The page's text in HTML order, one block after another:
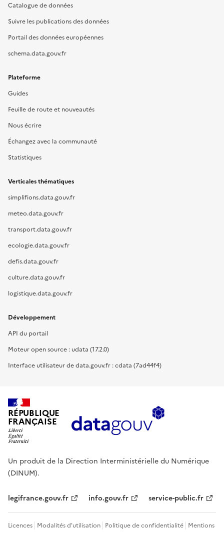
Catalogue de données
Suivre les publications des données
Portail des données européennes
schema.data.gouv.fr
Plateforme
Guides
Feuille de route et nouveautés
Nous écrire
Échangez avec la communauté
Statistiques
Verticales thématiques
simplifions.data.gouv.fr
meteo.data.gouv.fr
transport.data.gouv.fr
ecologie.data.gouv.fr
defis.data.gouv.fr
culture.data.gouv.fr
logistique.data.gouv.fr
Développement
API du portail
Moteur open source : udata (17.2.0)
Interface utilisateur de data.gouv.fr : cdata (7ad44f4)
RÉPUBLIQUE
FRANÇAISE
Un produit de la Direction Interministérielle du Numérique
(DINUM).
legifrance.gouv.fr info.gouv.fr service-public.fr
Licences Modalités d'utilisation Politique de confidentialité Mentions